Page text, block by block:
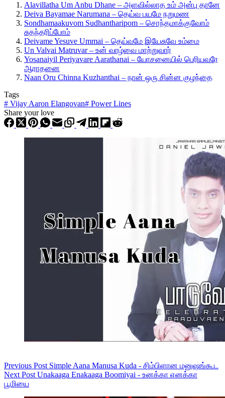
Alavillatha Um Anbu Dhane – அளவில்லாத உம் அன்பு தானே
Deiva Bayamae Narumana – தெய்வ பயமே நறுமண
Sondhamaakuvom Sudhantharipom – சொந்தமாக்குவோம்
சுதந்தரிப்போம்
Deivame Yesuve Ummai – தெய்வமே இயேசுவே உம்மை
Un Valvai Matruvar – உன் வாழ்வை மாற்றுவார்
Yosanaiyil Periyavare Aarathanai – யோசனையில் பெரியவரே
ஆராதனை
Naan Oru Chinna Kuzhanthai – நான் ஒரு சின்ன குழந்தை
Tags
# Vijay Aaron Elangovan# Power Lines
Share your love
Previous Post Simple Aana Manusa Kuda - சிம்பிளான மனுஷங்கூட
Next Post Unakaaga Enakaaga Boomiyai - உனக்கா எனக்கா
பூமியை